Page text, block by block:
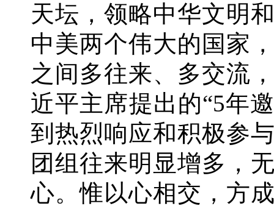
天坛，领略中华文明
中美两个伟大的国家
之间多往来、多交流
近平主席提出的“5年
到热烈响应和积极参
团组往来明显增多，
心。惟以心相交，方